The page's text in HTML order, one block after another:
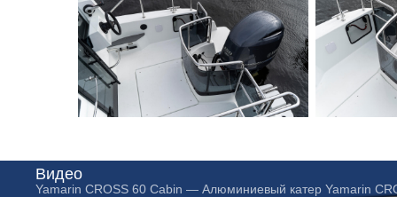
Видео
Yamarin CROSS 60 Cabin — Алюминиевый катер Yamarin